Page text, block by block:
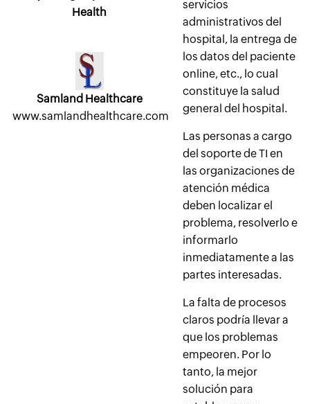
Health
Samland Healthcare
www.samlandhealthcare.com
servicios
administrativos del
hospital, la entrega de
los datos del paciente
online, etc., lo cual
constituye la salud
general del hospital.
Las personas a cargo
del soporte de TI en
las organizaciones de
atención médica
deben localizar el
problema, resolverlo e
informarlo
inmediatamente a las
partes interesadas.
La falta de procesos
claros podría llevar a
que los problemas
empeoren. Por lo
tanto, la mejor
solución para